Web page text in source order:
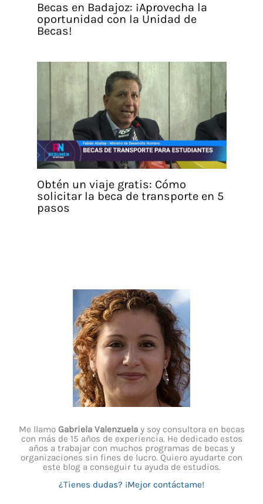
Becas en Badajoz: ¡Aprovecha la
oportunidad con la Unidad de
Becas!
Obtén un viaje gratis: Cómo
solicitar la beca de transporte en 5
pasos
Me llamo Gabriela Valenzuelay soy consultora en becas
con más de 15 años de experiencia. He dedicado estos
años a trabajar con muchos programas de becas y
organizaciones sin fines de lucro. Quiero ayudarte con
este blog a conseguir tu ayuda de estudios.
¿Tienes dudas? ¡Mejor contáctame!